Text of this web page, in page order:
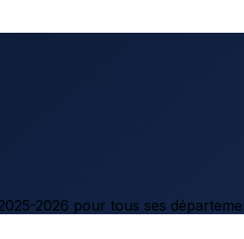
2026 pour tous ses